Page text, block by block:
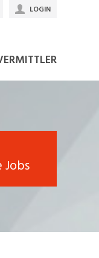
LOGIN
Jobs
JETZT BEWERBEN